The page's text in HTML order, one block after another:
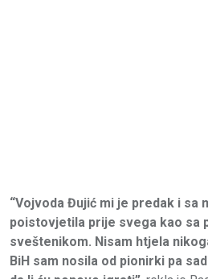
“Vojvoda Đujić mi je predak i sa
poistovjetila prije svega kao sa
sveštenikom. Nisam htjela
BiH sam nosila od pionirki pa